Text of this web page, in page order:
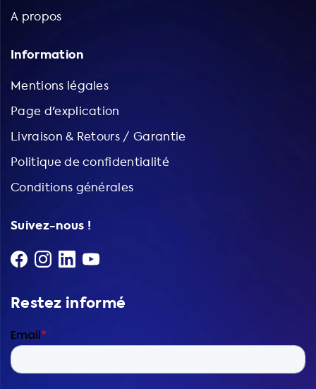
A propos
Information
Mentions légales
Page d'explication
Livraison & Retours / Garantie
Politique de confidentialité
Conditions générales
Suivez-nous !
Restez informé